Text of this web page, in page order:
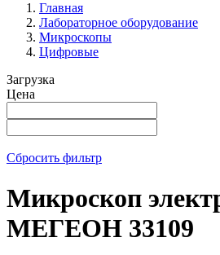
Главная
Лабораторное оборудование
Микроскопы
Цифровые
Загрузка
Цена
Сбросить фильтр
Микроскоп
МЕГЕОН 33109